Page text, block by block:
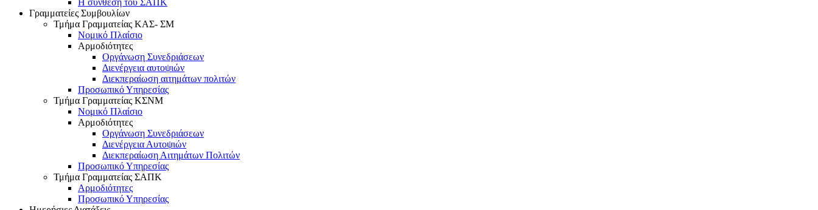
Γραμματείες Συμβουλίων
Τμήμα Γραμματείας ΚΑΣ- ΣΜ
Νομικό Πλαίσιο
Αρμοδιότητες
Οργάνωση Συνεδριάσεων
Διενέργεια αυτοψιών
Διεκπεραίωση αιτημάτων πολιτών
Προσωπικό Υπηρεσίας
Τμήμα Γραμματείας ΚΣΝΜ
Νομικό Πλαίσιο
Αρμοδιότητες
Οργάνωση Συνεδριάσεων
Διενέργεια Αυτοψιών
Διεκπεραίωση Αιτημάτων Πολιτών
Προσωπικό Υπηρεσίας
Τμήμα Γραμματείας ΣΑΠΚ
Αρμοδιότητες
Προσωπικό Υπηρεσίας